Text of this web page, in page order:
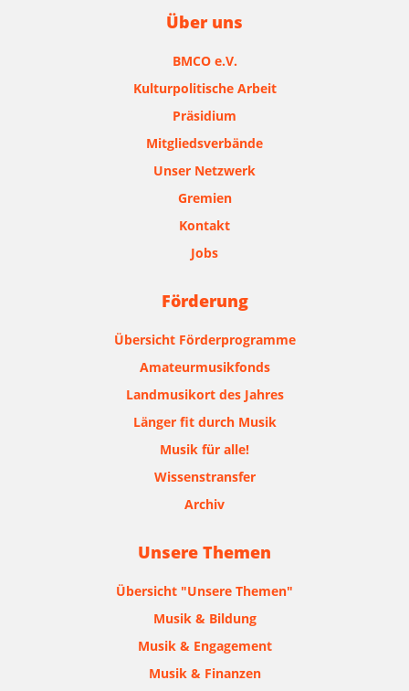
Über uns
BMCO e.V.
Kulturpolitische Arbeit
Präsidium
Mitgliedsverbände
Unser Netzwerk
Gremien
Kontakt
Jobs
Förderung
Übersicht Förderprogramme
Amateurmusikfonds
Landmusikort des Jahres
Länger fit durch Musik
Musik für alle!
Wissenstransfer
Archiv
Unsere Themen
Übersicht "Unsere Themen"
Musik & Bildung
Musik & Engagement
Musik & Finanzen